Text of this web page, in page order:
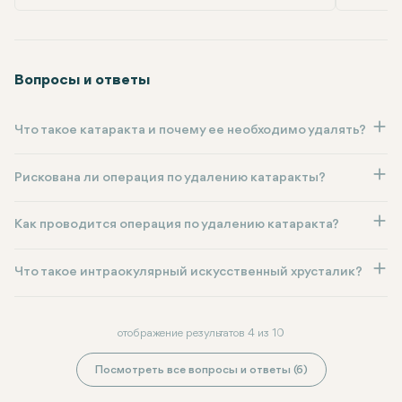
Вопросы и ответы
Что такое катаракта и почему ее необходимо удалять?
Рискована ли операция по удалению катаракты?
Как проводится операция по удалению катаракта?
Что такое интраокулярный искусственный хрусталик?
отображение результатов 4 из 10
Посмотреть все вопросы и ответы (6)